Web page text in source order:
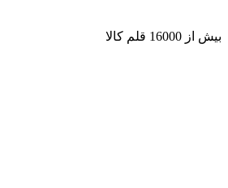
بیش از 16000 قلم کالا